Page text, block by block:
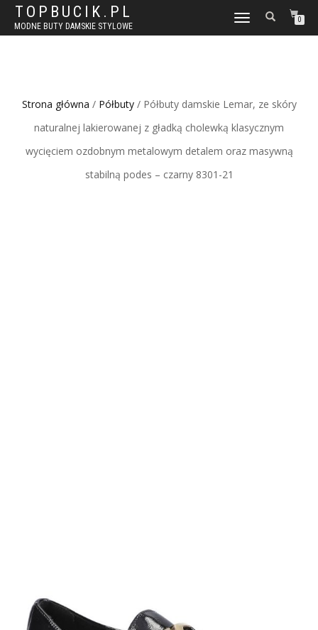
TOPBUCIK.PL
MODNE BUTY DAMSKIE STYLOWE
WŁĄCZ
NAWIGACJĘ
0
Strona główna / Półbuty/ Półbuty damskie Lemar, ze skóry
naturalnej lakierowanej z gładką cholewką klasycznym
wycięciem ozdobnym metalowym detalem oraz masywną
stabilną podes – czarny 8301-21